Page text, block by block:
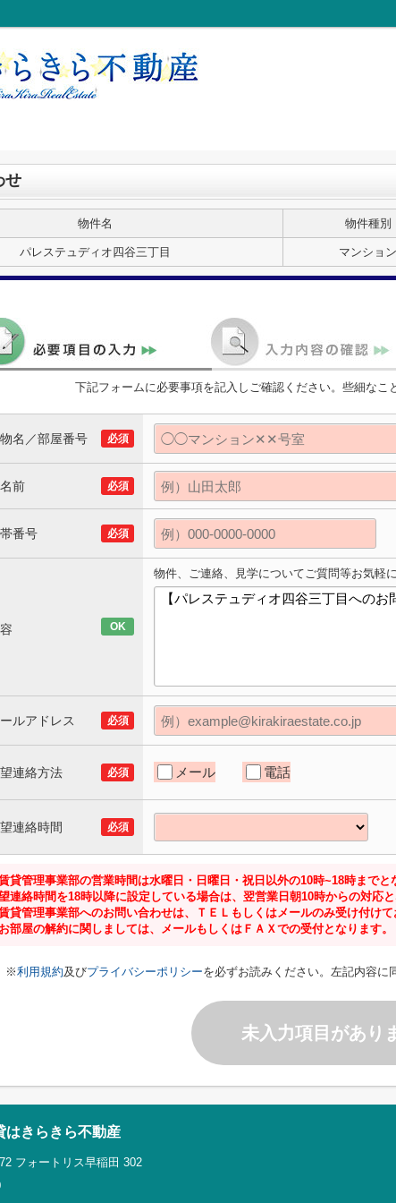
せ
物件名 物件種別
パレステュディオ四谷三丁目 マンション
下記フォームに必要事項を記入しご確認ください。些細なこ
名／部屋番号 必須
前 必須
番号 必須
OK
物件、ご連絡、見学についてご質問等お気軽
ールアドレス 必須
連絡方法 必須 メール 電話
連絡時間 必須
貸管理事業部の営業時間は水曜日・日曜日・祝日以外の10時~18時までと
連絡時間を18時以降に設定している場合は、翌営業日朝10時からの対応
貸管理事業部へのお問い合わせは、ＴＥＬもしくはメールのみ受け付けて
部屋の解約に関しましては、メールもしくはＦＡＸでの受付となります。
※利用規約及びプライバシーポリシーを必ずお読みください。左記内容に
未入力項目があり
はきらきら不動産
フォートリス早稲田 302